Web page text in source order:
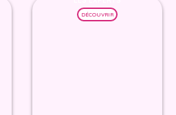
DÉCOUVRIR